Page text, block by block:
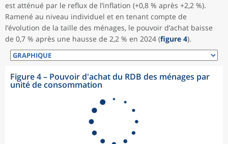
est atténué par le reflux de l’inflation (+0,8 % après +2,2 %).
Ramené au niveau individuel et en tenant compte de
l’évolution de la taille des ménages, le pouvoir d’achat baisse
de 0,7 % après une hausse de 2,2 % en 2024 (figure 4).
Figure 4 – Pouvoir d'achat du RDB des ménages par
unité de consommation